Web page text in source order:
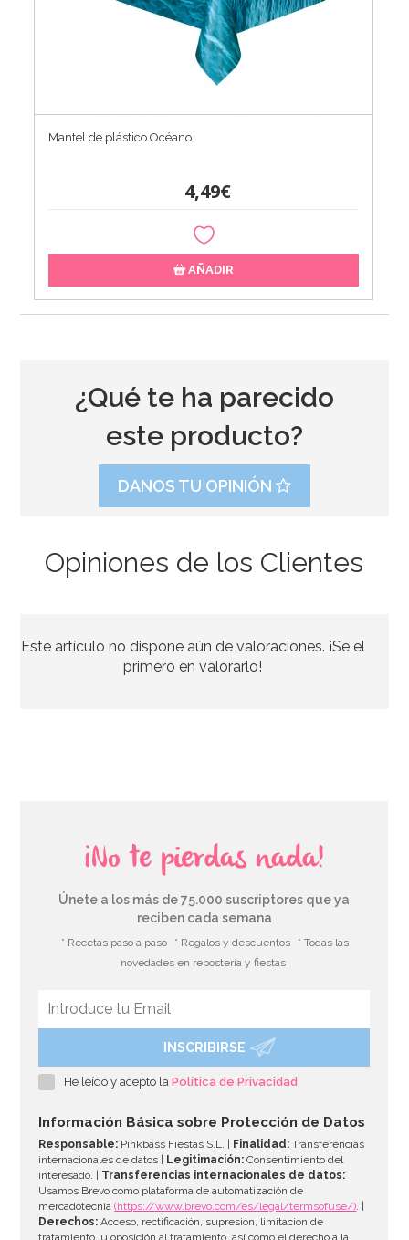
Mantel de plástico Océano
4,49€
AÑADIR
2,35€
Juego de 18 Cubiertos de Plástico Blancos
AÑADIR
¿Qué te ha parecido
este producto?
DANOS TU OPINIÓN
Opiniones de los Clientes
Este artículo no dispone aún de valoraciones. ¡Se el
primero en valorarlo!
¡No te pierdas nada!
Únete a los más de 75.000 suscriptores que ya
reciben cada semana
* Recetas paso a paso * Regalos y descuentos
* Todas las
novedades en repostería y fiestas
INSCRIBIRSE
He leído y acepto laPolítica de Privacidad
Información Básica sobre Protección de Datos
Responsable: Pinkbass Fiestas S.L. | Finalidad: Transferencias
internacionales de datos |
Legitimación: Consentimiento del
interesado. | Transferencias internacionales de datos:
Usamos Brevo como plataforma de automatización de
mercadotecnia(https://www.brevo.com/es/legal/termsofuse/). |
Derechos: Acceso, rectificación, supresión, limitación de
tratamiento, u oposición al tratamiento, así como el derecho a la